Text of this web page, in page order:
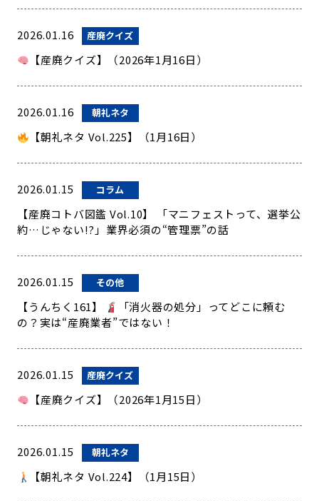
2026.01.16 産廃クイズ
【産廃クイズ】（2026年1月16日）
2026.01.16 朝礼ネタ
【朝礼ネタ Vol.225】（1月16日）
2026.01.15 コラム
【産廃コトバ図鑑 Vol.10】 「マニフェストって、選挙公
約…じゃない!?」業界必須の“管理票”の話
2026.01.15 その他
【うんちく161】
「消火器の処分」ってどこに頼む
の？実は“産廃業者”ではない！
2026.01.15 産廃クイズ
【産廃クイズ】（2026年1月15日）
2026.01.15 朝礼ネタ
【朝礼ネタ Vol.224】（1月15日）